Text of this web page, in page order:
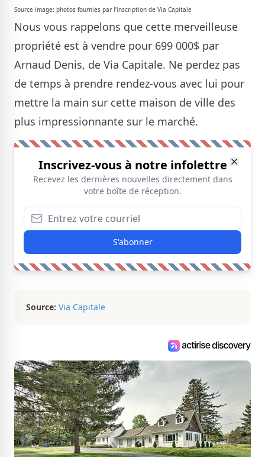
Source image: photos fournies par l’inscription de Via Capitale
Nous vous rappelons que cette merveilleuse
propriété est à vendre pour 699 000$ par
Arnaud Denis, de Via Capitale. Ne perdez pas
de temps à prendre rendez-vous avec lui pour
mettre la main sur cette maison de ville des
plus impressionnante sur le marché.
Inscrivez-vous à notre infolettre
Recevez les dernières nouvelles directement dans
votre boîte de réception.
S'abonner
Source: Via Capitale